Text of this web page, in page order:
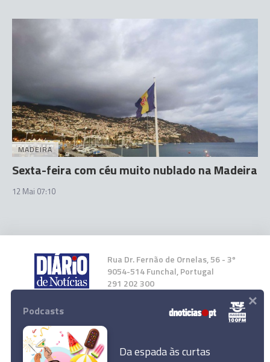
MADEIRA
Sexta-feira com céu muito nublado na Madeira
12 Mai 07:10
Rua Dr. Fernão de Ornelas, 56 - 3º
9054-514 Funchal, Portugal
291 202 300
Instale a nossa App
Podcasts
Da espada às curtas
×